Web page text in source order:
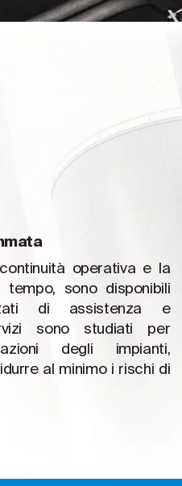
operativa e la
sono disponibili
di assistenza e
sono studiati per
degli impianti,
al minimo i rischi di